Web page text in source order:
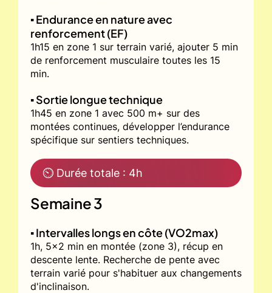
▪️ Endurance en nature avec
renforcement (EF)
1h15 en zone 1 sur terrain varié, ajouter 5 min
de renforcement musculaire toutes les 15
min.
▪️ Sortie longue technique
1h45 en zone 1 avec 500 m+ sur des
montées continues, développer l’endurance
spécifique sur sentiers techniques.
⏲ Durée totale : 4h
Semaine 3
▪️ Intervalles longs en côte (VO2max)
1h, 5x2 min en montée (zone 3), récup en
descente lente. Recherche de pente avec
terrain varié pour s'habituer aux changements
d'inclinaison.